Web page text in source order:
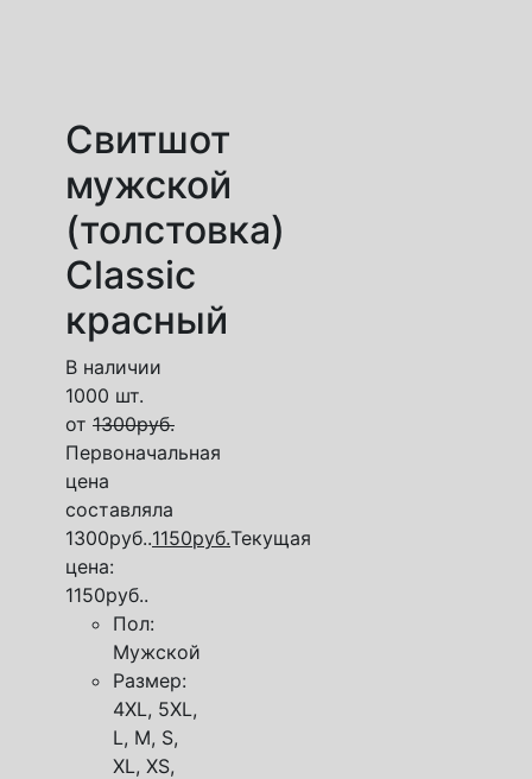
Свитшот
мужской
(толстовка)
Classic
красный
В наличии
1000 шт.
от 1300руб.
Первоначальная
цена
составляла
1300руб..1150руб.Текущая
цена:
1150руб..
Пол:
Мужской
Размер:
4XL, 5XL,
L, M, S,
XL, XS,